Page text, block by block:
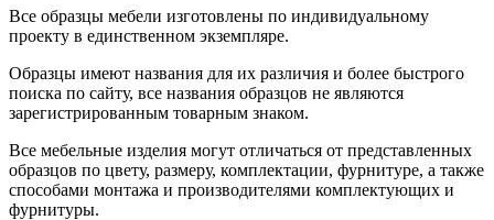
Все образцы мебели изготовлены по индивидуальному
проекту в единственном экземпляре.
Образцы имеют названия для их различия и более быстрого
поиска по сайту, все названия образцов не являются
зарегистрированным товарным знаком.
Все мебельные изделия могут отличаться от представленных
образцов по цвету, размеру, комплектации, фурнитуре, а также
способами монтажа и производителями комплектующих и
фурнитуры.